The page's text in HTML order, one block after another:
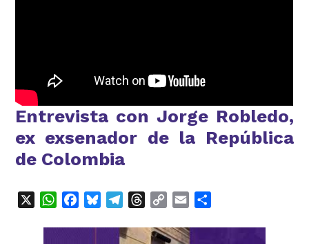
Entrevista con Jorge Robledo,
ex exsenador de la República
de Colombia
WhatsApp
FacebookBlueskyTelegramThreads
Copy Email